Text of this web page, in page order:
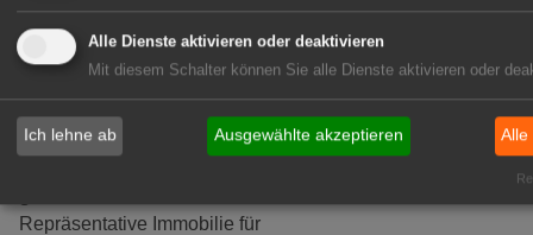
zur Stellenanzeige
Repräsentative Immobilie für
Alle Dienste aktivieren oder deaktivieren
Mit diesem Schalter können Sie alle Dienste aktivieren oder
Ich lehne ab Ausgewählte akzeptieren Alle